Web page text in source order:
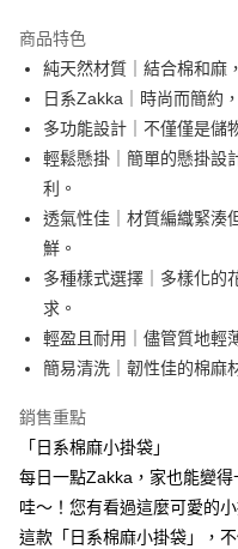
Apple Pay
街口支付
悠遊付
AFTEE先享後付
相關說明
【關於「AFTEE先享後付」】
AFTEE先享後付是「在收到商
１．簡單：不需註冊會員、不需
２．便利：只要手機號碼，簡訊
３．安心：先確認商品／服務後
１．於結帳方式選擇「AFTEE先
結帳頁面，進行簡訊認證並確認
２．訂單成立數日內，您將收到
３．收到繳費通知簡訊後14天內
ATM／網路銀行／等多元方式進
※ 請注意：結帳手續完成當下不
ATM付款
運送方式
全家取貨付款
7-11取貨付款
每筆NT$60，滿NT$499(含以
7-11取貨(快速到店)
商品特色
純天然材質｜結合棉和麻
日系Zakka｜時尚而簡約
多功能設計｜不僅僅是儲
輕鬆懸掛｜簡單的懸掛設
利。
透氣性佳｜材質編織緊湊
鮮。
多種樣式選擇｜多樣化的
求。
輕盈且耐用｜儘管質地輕
簡易清洗｜韌性佳的棉麻
銷售重點
「日系棉麻小掛袋」
每日一點Zakka，家也能變得
哇～！您有看過這麼可愛的
這款「日系棉麻小掛袋」，